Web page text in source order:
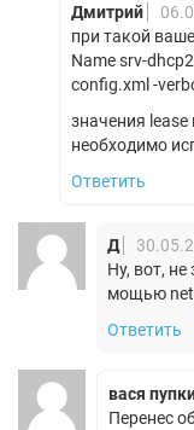
Дмитрий
при такой
Name srv-
config.xml -
значения lease
необходимо
Ответить
Д
Ну, вот, не
мощью
Ответить
вася
Перенес